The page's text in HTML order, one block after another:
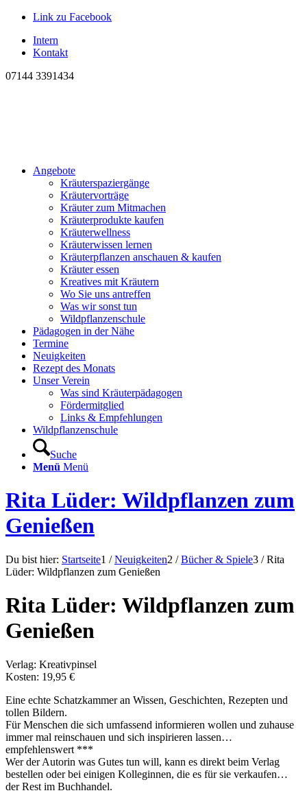
Link zu Facebook
Intern
Kontakt
07144 3391434
Angebote
Kräuterspaziergänge
Kräutervorträge
Kräuter zum Mitmachen
Kräuterprodukte kaufen
Kräuterwellness
Kräuterwissen lernen
Kräuterpflanzen anschauen & kaufen
Kräuter essen
Kreatives mit Kräutern
Wo Sie uns antreffen
Was wir sonst tun
Wildpflanzenschule
Pädagogen in der Nähe
Termine
Neuigkeiten
Rezept des Monats
Unser Verein
Was sind Kräuterpädagogen
Fördermitglied
Links & Empfehlungen
Wildpflanzenschule
Suche
Menü Menü
Rita Lüder: Wildpflanzen zum
Genießen
Du bist hier: Startseite1 / Neuigkeiten2 / Bücher & Spiele3 / Rita
Lüder: Wildpflanzen zum Genießen
Rita Lüder: Wildpflanzen zum
Genießen
Verlag: Kreativpinsel
Kosten: 19,95 €
Eine echte Schatzkammer an Wissen, Geschichten, Rezepten und
tollen Bildern.
Für Menschen die sich umfassend informieren wollen und zuhause
immer mal reinschauen und sich inspirieren lassen…
empfehlenswert ***
Wer der Autorin was Gutes tun will, kann es direkt beim Verlag
bestellen oder bei einigen Kolleginnen, die es für sie verkaufen…
der Rest im Buchhandel.